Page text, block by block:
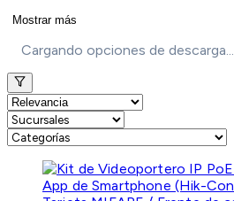
Mostrar más
Cargando opciones de descarga...